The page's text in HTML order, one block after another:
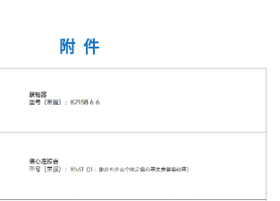
附 件